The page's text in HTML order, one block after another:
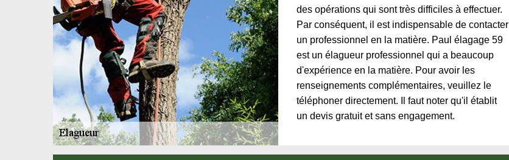
des opérations qui sont très difficiles à effectuer.
Par conséquent, il est indispensable de contacter
un professionnel en la matière. Paul élagage 59
est un élagueur professionnel qui a beaucoup
d'expérience en la matière. Pour avoir les
renseignements complémentaires, veuillez le
téléphoner directement. Il faut noter qu'il établit
un devis gratuit et sans engagement.